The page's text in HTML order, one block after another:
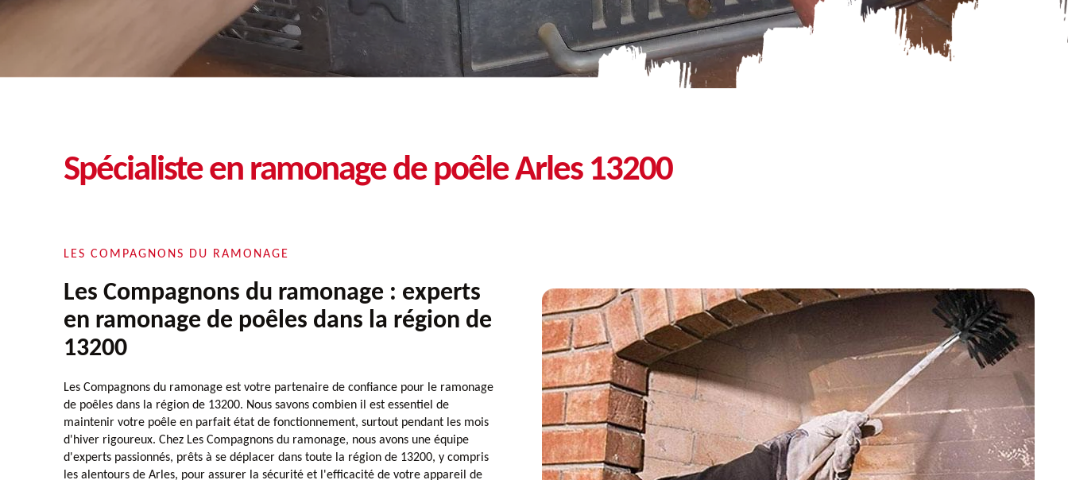
Spécialiste en ramonage de poêle Arles 13200
LES COMPAGNONS DU RAMONAGE
Les Compagnons du ramonage : experts
en ramonage de poêles dans la région de
13200
Les Compagnons du ramonage est votre partenaire de confiance pour le ramonage
de poêles dans la région de 13200. Nous savons combien il est essentiel de
maintenir votre poêle en parfait état de fonctionnement, surtout pendant les mois
d'hiver rigoureux. Chez Les Compagnons du ramonage, nous avons une équipe
d'experts passionnés, prêts à se déplacer dans toute la région de 13200, y compris
les alentours de Arles, pour assurer la sécurité et l'efficacité de votre appareil de